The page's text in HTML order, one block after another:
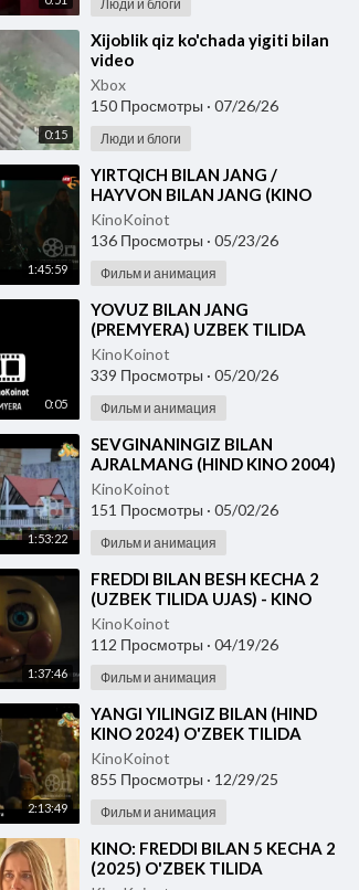
Люди и блоги
0:15
⁣Xijoblik qiz ko'chada yigiti bilan
video
Xbox
150 Просмотры · 07/26/26
Люди и блоги
1:45:59
⁣YIRTQICH BILAN JANG /
HAYVON BILAN JANG (KINO
2026) O'ZBEK TILIDA
KinoKoinot
136 Просмотры · 05/23/26
Фильм и анимация
0:05
⁣YOVUZ BILAN JANG
(PREMYERA) UZBEK TILIDA
KinoKoinot
339 Просмотры · 05/20/26
Фильм и анимация
1:53:22
⁣SEVGINANINGIZ BILAN
AJRALMANG (HIND KINO 2004)
UZBEK TILIDA
KinoKoinot
151 Просмотры · 05/02/26
Фильм и анимация
1:37:46
⁣FREDDI BILAN BESH KECHA 2
(UZBEK TILIDA UJAS) - KINO
2026
KinoKoinot
112 Просмотры · 04/19/26
Фильм и анимация
2:13:49
⁣YANGI YILINGIZ BILAN (HIND
KINO 2024) O'ZBEK TILIDA
KinoKoinot
855 Просмотры · 12/29/25
Фильм и анимация
⁣KINO: FREDDI BILAN 5 KECHA 2
(2025) O'ZBEK TILIDA